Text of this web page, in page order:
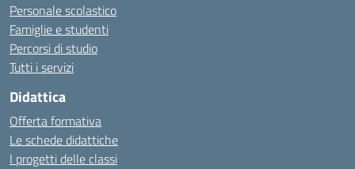
Personale scolastico
Famiglie e studenti
Percorsi di studio
Tutti i servizi
Didattica
Offerta formativa
Le schede didattiche
I progetti delle classi